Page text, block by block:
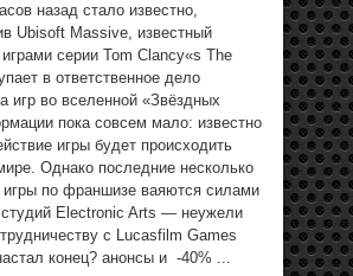
назад стало известно,
Ubisoft Massive, известный
серии Tom Clancy«s The
в ответственное дело
игр во вселенной «Звёздных
пока совсем мало: известно
игры будет происходить
Однако последние несколько
игры по франшизе ваяются силами
Electronic Arts — неужели
с Lucasfilm Games
конец? анонсы и -40% ...